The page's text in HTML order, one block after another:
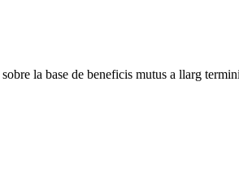
la base de beneficis mutus a llarg